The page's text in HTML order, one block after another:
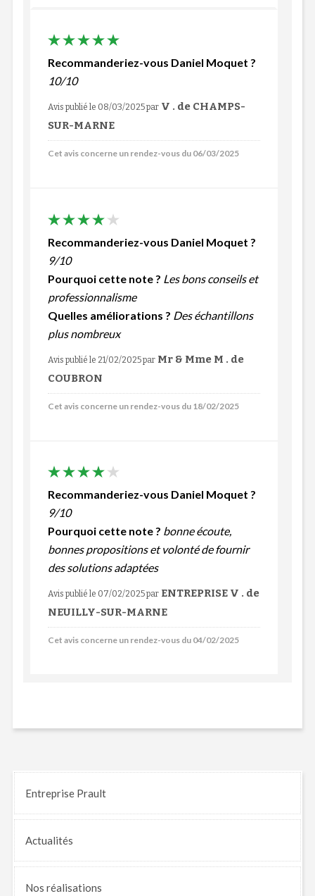
Recommanderiez-vous Daniel Moquet ?
10/10
Avis publié le 08/03/2025par V . de CHAMPS-
SUR-MARNE
Cet avis concerne un rendez-vous du 06/03/2025
Recommanderiez-vous Daniel Moquet ?
9/10
Pourquoi cette note ? Les bons conseils et
professionnalisme
Quelles améliorations ? Des échantillons
plus nombreux
Avis publié le 21/02/2025par Mr & Mme M . de
COUBRON
Cet avis concerne un rendez-vous du 18/02/2025
Recommanderiez-vous Daniel Moquet ?
9/10
Pourquoi cette note ? bonne écoute,
bonnes propositions et volonté de fournir
des solutions adaptées
Avis publié le 07/02/2025par ENTREPRISE V . de
NEUILLY-SUR-MARNE
Cet avis concerne un rendez-vous du 04/02/2025
Entreprise Prault
Actualités
Nos réalisations